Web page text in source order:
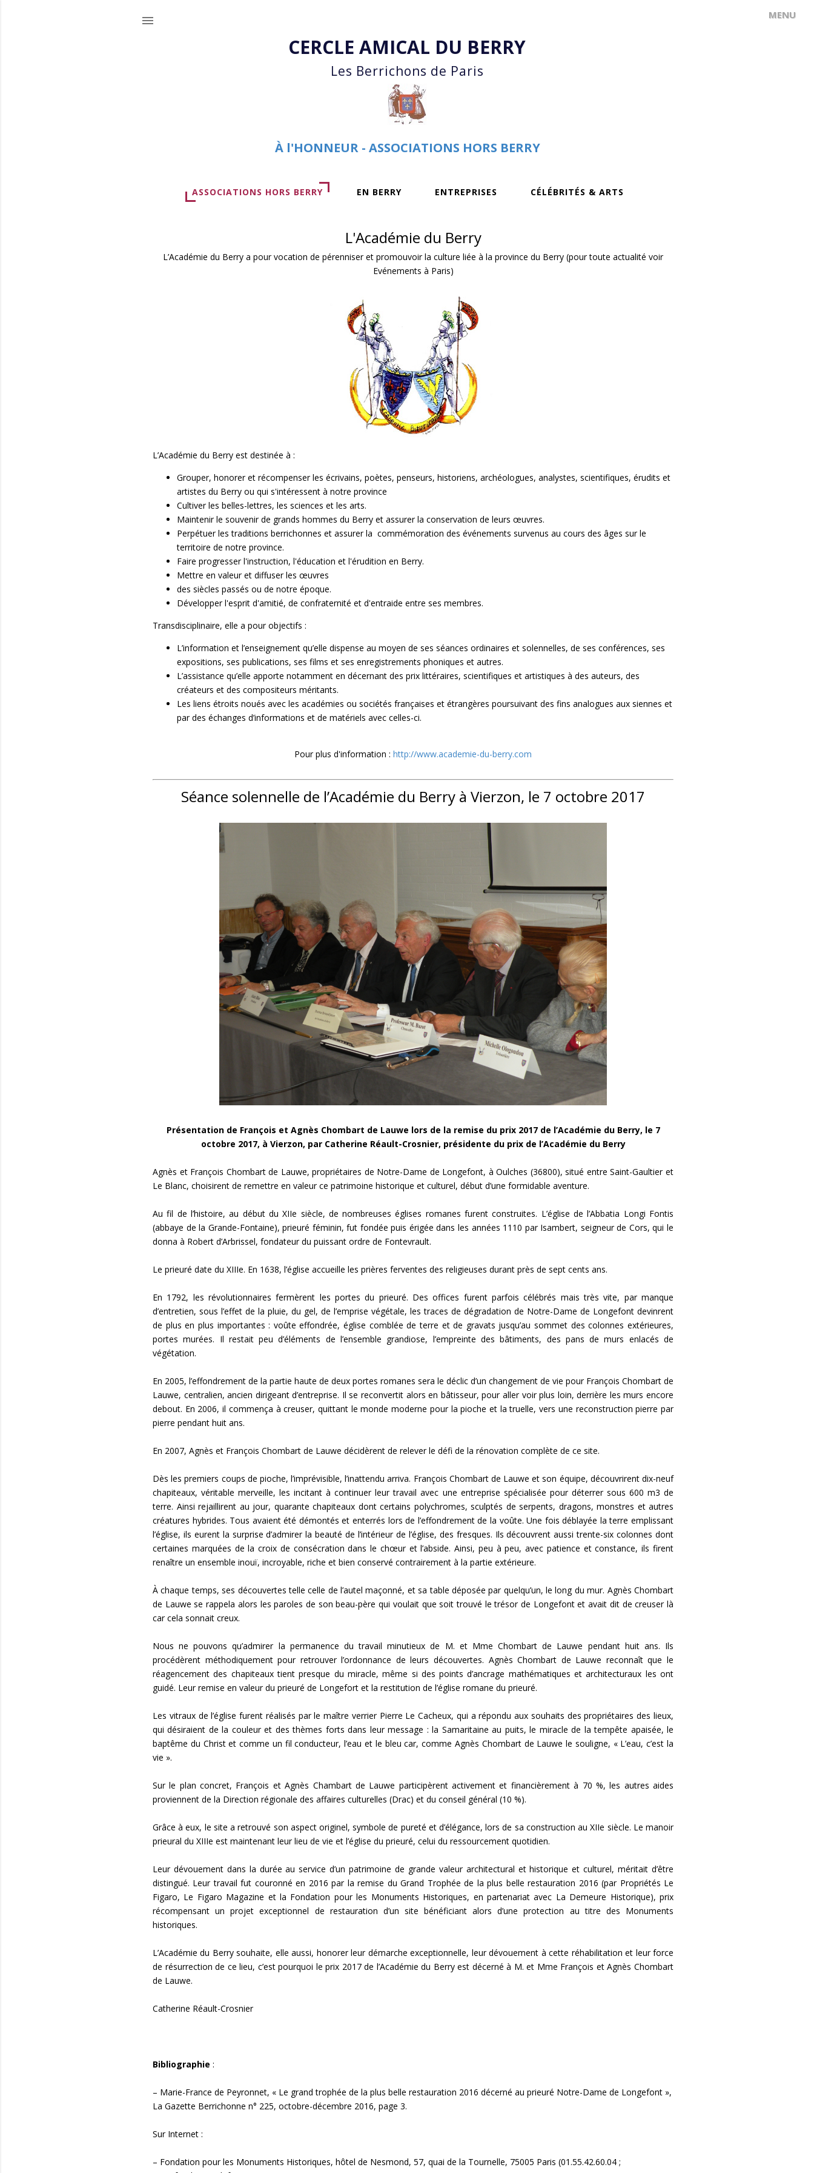
CERCLE AMICAL DU BERRY
Les Berrichons de Paris
À l'HONNEUR - ASSOCIATIONS HORS BERRY
ASSOCIATIONS HORS BERRY EN BERRY ENTREPRISES CÉLÉBRITÉS & ARTS
L'Académie du Berry
L’Académie du Berry a pour vocation de pérenniser et promouvoir la culture liée à la province du Berry (pour toute actualité voir
Evénements à Paris)
L’Académie du Berry est destinée à :
Grouper, honorer et récompenser les écrivains, poètes, penseurs, historiens, archéologues, analystes, scientifiques, érudits et
artistes du Berry ou qui s'intéressent à notre province
Cultiver les belles-lettres, les sciences et les arts.
Maintenir le souvenir de grands hommes du Berry et assurer la conservation de leurs œuvres.
Perpétuer les traditions berrichonnes et assurer la commémoration des événements survenus au cours des âges sur le
territoire de notre province.
Faire progresser l'instruction, l'éducation et l'érudition en Berry.
Mettre en valeur et diffuser les œuvres
des siècles passés ou de notre époque.
Développer l'esprit d'amitié, de confraternité et d'entraide entre ses membres.
Transdisciplinaire, elle a pour objectifs :
L’information et l’enseignement qu’elle dispense au moyen de ses séances ordinaires et solennelles, de ses conférences, ses
expositions, ses publications, ses films et ses enregistrements phoniques et autres.
L’assistance qu’elle apporte notamment en décernant des prix littéraires, scientifiques et artistiques à des auteurs, des
créateurs et des compositeurs méritants.
Les liens étroits noués avec les académies ou sociétés françaises et étrangères poursuivant des fins analogues aux siennes et
par des échanges d’informations et de matériels avec celles-ci.
Pour plus d'information : http://www.academie-du-berry.com
Séance solennelle de l’Académie du Berry à Vierzon, le 7 octobre 2017
Présentation de François et Agnès Chombart de Lauwe lors de la remise du prix 2017 de l’Académie du Berry, le 7
octobre 2017, à Vierzon, par Catherine Réault-Crosnier, présidente du prix de l’Académie du Berry
Agnès et François Chombart de Lauwe, propriétaires de Notre-Dame de Longefont, à Oulches (36800), situé entre Saint-Gaultier et
Le Blanc, choisirent de remettre en valeur ce patrimoine historique et culturel, début d’une formidable aventure.
Au fil de l’histoire, au début du XIIe siècle, de nombreuses églises romanes furent construites. L’église de l’Abbatia Longi Fontis
(abbaye de la Grande-Fontaine), prieuré féminin, fut fondée puis érigée dans les années 1110 par Isambert, seigneur de Cors, qui le
donna à Robert d’Arbrissel, fondateur du puissant ordre de Fontevrault.
Le prieuré date du XIIIe. En 1638, l’église accueille les prières ferventes des religieuses durant près de sept cents ans.
En 1792, les révolutionnaires fermèrent les portes du prieuré. Des offices furent parfois célébrés mais très vite, par manque
d’entretien, sous l’effet de la pluie, du gel, de l’emprise végétale, les traces de dégradation de Notre-Dame de Longefont devinrent
de plus en plus importantes : voûte effondrée, église comblée de terre et de gravats jusqu’au sommet des colonnes extérieures,
portes murées. Il restait peu d’éléments de l’ensemble grandiose, l’empreinte des bâtiments, des pans de murs enlacés de
végétation.
En 2005, l’effondrement de la partie haute de deux portes romanes sera le déclic d’un changement de vie pour François Chombart de
Lauwe, centralien, ancien dirigeant d’entreprise. Il se reconvertit alors en bâtisseur, pour aller voir plus loin, derrière les murs encore
debout. En 2006, il commença à creuser, quittant le monde moderne pour la pioche et la truelle, vers une reconstruction pierre par
pierre pendant huit ans.
En 2007, Agnès et François Chombart de Lauwe décidèrent de relever le défi de la rénovation complète de ce site.
Dès les premiers coups de pioche, l’imprévisible, l’inattendu arriva. François Chombart de Lauwe et son équipe, découvrirent dix-neuf
chapiteaux, véritable merveille, les incitant à continuer leur travail avec une entreprise spécialisée pour déterrer sous 600 m3 de
terre. Ainsi rejaillirent au jour, quarante chapiteaux dont certains polychromes, sculptés de serpents, dragons, monstres et autres
créatures hybrides. Tous avaient été démontés et enterrés lors de l’effondrement de la voûte. Une fois déblayée la terre emplissant
l’église, ils eurent la surprise d’admirer la beauté de l’intérieur de l’église, des fresques. Ils découvrent aussi trente-six colonnes dont
certaines marquées de la croix de consécration dans le chœur et l’abside. Ainsi, peu à peu, avec patience et constance, ils firent
renaître un ensemble inouï, incroyable, riche et bien conservé contrairement à la partie extérieure.
À chaque temps, ses découvertes telle celle de l’autel maçonné, et sa table déposée par quelqu’un, le long du mur. Agnès Chombart
de Lauwe se rappela alors les paroles de son beau-père qui voulait que soit trouvé le trésor de Longefont et avait dit de creuser là
car cela sonnait creux.
Nous ne pouvons qu’admirer la permanence du travail minutieux de M. et Mme Chombart de Lauwe pendant huit ans. Ils
procédèrent méthodiquement pour retrouver l’ordonnance de leurs découvertes. Agnès Chombart de Lauwe reconnaît que le
réagencement des chapiteaux tient presque du miracle, même si des points d’ancrage mathématiques et architecturaux les ont
guidé. Leur remise en valeur du prieuré de Longefort et la restitution de l’église romane du prieuré.
Les vitraux de l’église furent réalisés par le maître verrier Pierre Le Cacheux, qui a répondu aux souhaits des propriétaires des lieux,
qui désiraient de la couleur et des thèmes forts dans leur message : la Samaritaine au puits, le miracle de la tempête apaisée, le
baptême du Christ et comme un fil conducteur, l’eau et le bleu car, comme Agnès Chombart de Lauwe le souligne, « L’eau, c’est la
vie ».
Sur le plan concret, François et Agnès Chambart de Lauwe participèrent activement et financièrement à 70 %, les autres aides
proviennent de la Direction régionale des affaires culturelles (Drac) et du conseil général (10 %).
Grâce à eux, le site a retrouvé son aspect originel, symbole de pureté et d’élégance, lors de sa construction au XIIe siècle. Le manoir
prieural du XIIIe est maintenant leur lieu de vie et l’église du prieuré, celui du ressourcement quotidien.
Leur dévouement dans la durée au service d’un patrimoine de grande valeur architectural et historique et culturel, méritait d’être
distingué. Leur travail fut couronné en 2016 par la remise du Grand Trophée de la plus belle restauration 2016 (par Propriétés Le
Figaro, Le Figaro Magazine et la Fondation pour les Monuments Historiques, en partenariat avec La Demeure Historique), prix
récompensant un projet exceptionnel de restauration d’un site bénéficiant alors d’une protection au titre des Monuments
historiques.
L’Académie du Berry souhaite, elle aussi, honorer leur démarche exceptionnelle, leur dévouement à cette réhabilitation et leur force
de résurrection de ce lieu, c’est pourquoi le prix 2017 de l’Académie du Berry est décerné à M. et Mme François et Agnès Chombart
de Lauwe.
Catherine Réault-Crosnier
Bibliographie :
– Marie-France de Peyronnet, « Le grand trophée de la plus belle restauration 2016 décerné au prieuré Notre-Dame de Longefont »,
La Gazette Berrichonne n° 225, octobre-décembre 2016, page 3.
Sur Internet :
– Fondation pour les Monuments Historiques, hôtel de Nesmond, 57, quai de la Tournelle, 75005 Paris (01.55.42.60.04 ;